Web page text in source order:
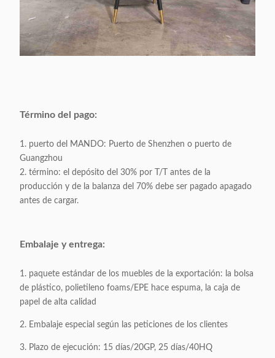
Término del pago:
1. puerto del MANDO: Puerto de Shenzhen o puerto de
Guangzhou
2. término: el depósito del 30% por T/T antes de la
producción y de la balanza del 70% debe ser pagado apagado
antes de cargar.
Embalaje y entrega:
1. paquete estándar de los muebles de la exportación: la bolsa
de plástico, polietileno foams/EPE hace espuma, la caja de
papel de alta calidad
2. Embalaje especial según las peticiones de los clientes
3. Plazo de ejecución: 15 días/20GP, 25 días/40HQ